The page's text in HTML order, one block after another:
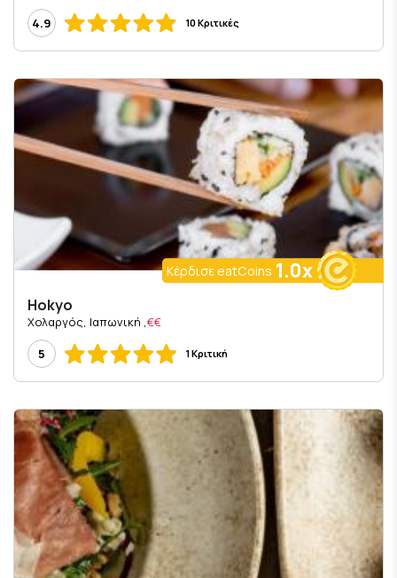
4.9 10 Κριτικές
Κέρδισε eatCoins 1.0x
Hokyo
€€
, Χολαργός, Ιαπωνική
5
1 Κριτική